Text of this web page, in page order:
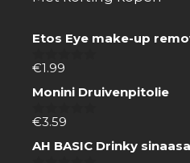
Etos Eye make-up
0
5
€1.99
Monini Druivenpitolie
0
5
€3.59
AH BASIC Drinky